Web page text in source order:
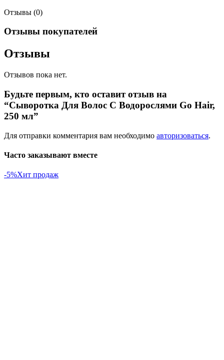
Отзывы (0)
Отзывы покупателей
Отзывы
Отзывов пока нет.
Будьте первым, кто оставит отзыв на
“Сыворотка Для Волос С Водорослями Go Hair,
250 мл”
Для отправки комментария вам необходимо авторизоваться.
Часто заказывают вместе
-5%Хит продаж